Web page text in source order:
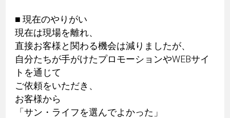
■ 現在のやりがい
現在は現場を離れ、
直接お客様と関わる機会は減りましたが、
自分たちが手がけたプロモーションやWEBサイ
トを通じて
ご依頼をいただき、
お客様から
「サン・ライフを選んでよかった」